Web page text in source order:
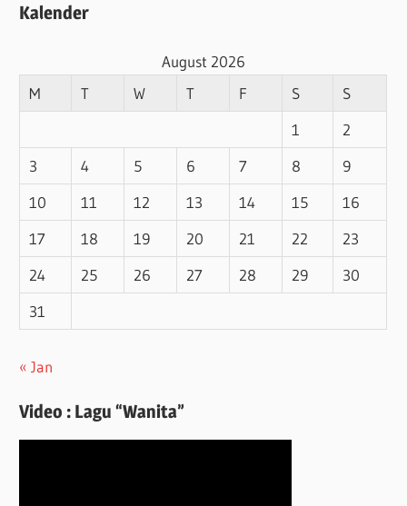
Kalender
August 2026
M
T W T F S
S
1
2
3
4 5 6 7 8
9
10
11 12 13 14 15
16
17
18 19 20 21 22
23
24
25 26 27 28 29
30
31
« Jan
Video : Lagu “Wanita”